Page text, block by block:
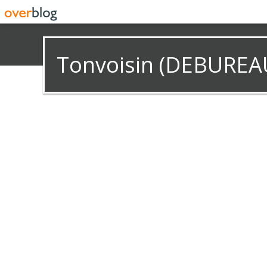
Tonvoisin